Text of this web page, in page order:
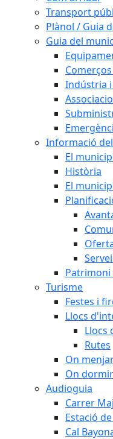
Transport
Plànol / Guia
Guia del
Indústria
Informació
El
Història
El
Turisme
Festes i
Llocs
Llocs
Rutes
On
On dormir
Audioguia
Carrer
Estació de
Cal